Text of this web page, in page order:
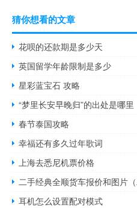
猜你想看的文章
花呗的还款期是多少天
英国留学年龄限制是多少
星彩蓝宝石 攻略
“梦里长安早晚归”的出处是哪里
春节泰国攻略
幸福还有多久过年歌词
上海去悉尼机票价格
二手经典全顺货车报价和图片（
耳机怎么设置配对模式